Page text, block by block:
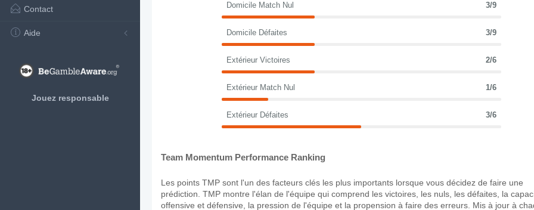
Contact
Aide
Jouez responsable
Domicile Match Nul 3/9
Domicile Défaites 3/9
Extérieur Victoires 2/6
Extérieur Match Nul 1/6
Extérieur Défaites 3/6
Team Momentum Performance Ranking
Les points TMP sont l'un des facteurs clés les plus importants lorsque vous décidez de faire une
prédiction. TMP montre l'élan de l'équipe qui comprend les victoires, les nuls, les défaites, la
offensive et défensive, la pression de l'équipe et la propension à faire des erreurs. Mis à jour à